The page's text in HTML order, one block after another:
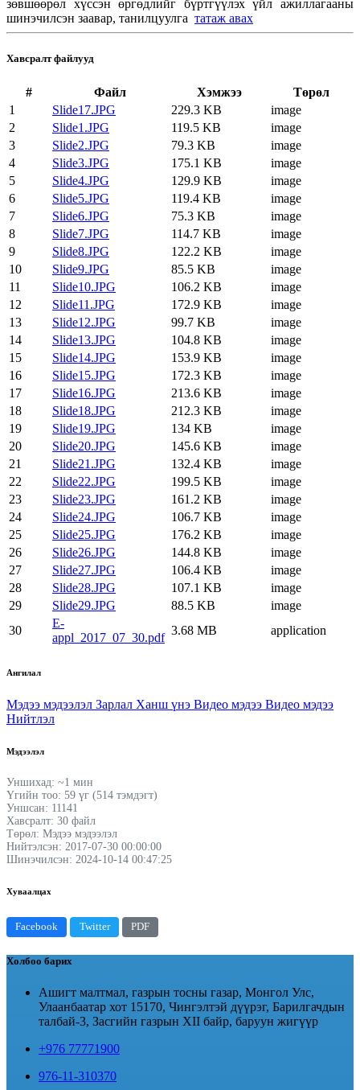
зөвшөөрөл хүссэн өргөдлийг бүртгүүлэх үйл ажиллагааны
шинэчилсэн заавар, танилцуулга татаж авах
Хавсралт файлууд
# Файл Хэмжээ
Төрөл
1
Slide17.JPG 229.3 KB
image
2
Slide1.JPG 119.5 KB
image
3
Slide2.JPG 79.3 KB
image
4
Slide3.JPG 175.1 KB
image
5
Slide4.JPG 129.9 KB
image
6
Slide5.JPG 119.4 KB
image
7
Slide6.JPG 75.3 KB
image
8
Slide7.JPG 114.7 KB
image
9
Slide8.JPG 122.2 KB
image
10
Slide9.JPG 85.5 KB
image
11
Slide10.JPG 106.2 KB
image
12
Slide11.JPG 172.9 KB
image
13
Slide12.JPG 99.7 KB
image
14
Slide13.JPG 104.8 KB
image
15
Slide14.JPG 153.9 KB
image
16
Slide15.JPG 172.3 KB
image
17
Slide16.JPG 213.6 KB
image
18
Slide18.JPG 212.3 KB
image
19
Slide19.JPG 134 KB
image
20
Slide20.JPG 145.6 KB
image
21
Slide21.JPG 132.4 KB
image
22
Slide22.JPG 199.5 KB
image
23
Slide23.JPG 161.2 KB
image
24
Slide24.JPG 106.7 KB
image
25
Slide25.JPG 176.2 KB
image
26
Slide26.JPG 144.8 KB
image
27
Slide27.JPG 106.4 KB
image
28
Slide28.JPG 107.1 KB
image
29
Slide29.JPG 88.5 KB
image
30
E-
appl_2017_07_30.pdf
3.68 MB application
Ангилал
Мэдээ мэдээлэл Зарлал Ханш үнэ Видео мэдээ Видео мэдээ
Нийтлэл
Мэдээлэл
Уншихад: ~1 мин
Үгийн тоо: 59 үг (514 тэмдэгт)
Уншсан: 11141
Хавсралт: 30 файл
Төрөл: Мэдээ мэдээлэл
Нийтэлсэн: 2017-07-30 00:00:00
Шинэчилсэн: 2024-10-14 00:47:25
Хуваалцах
Facebook Twitter PDF
Холбоо барих
Ашигт малтмал, газрын тосны газар, Монгол Улс,
Улаанбаатар хот 15170, Чингэлтэй дүүрэг, Барилгачдын
талбай-3, Засгийн газрын XII байр, баруун жигүүр
+976 77771900
976-11-310370